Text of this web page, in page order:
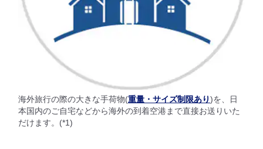
海外旅行の際の大きな手荷物(重量・サイズ制限あり)を、日
本国内のご自宅などから海外の到着空港まで直接お送りいた
だけます。(*1)